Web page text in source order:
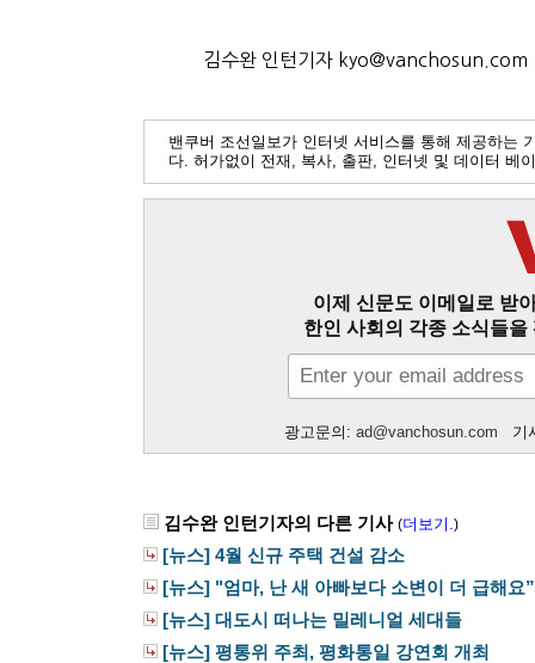
김수완 인턴기자 kyo@vanchosun.com
밴쿠버 조선일보가 인터넷 서비스를 통해 제공하는
다. 허가없이 전재, 복사, 출판, 인터넷 및 데이터 베
이제 신문도 이메일로 받
한인 사회의 각종 소식들
광고문의: ad@vanchosun.com 기
김수완 인턴기자의 다른 기사 (더보기.)
[뉴스] 4월 신규 주택 건설 감소
[뉴스] "엄마, 난 새 아빠보다 소변이 더 급해요”
[뉴스] 대도시 떠나는 밀레니얼 세대들
[뉴스] 평통위 주최, 평화통일 강연회 개최